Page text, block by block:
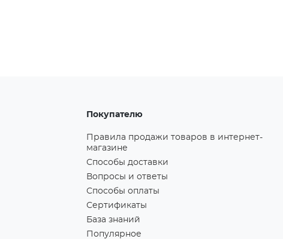
Покупателю
Правила продажи товаров в интернет-
магазине
Способы доставки
Вопросы и ответы
Способы оплаты
Сертификаты
База знаний
Популярное